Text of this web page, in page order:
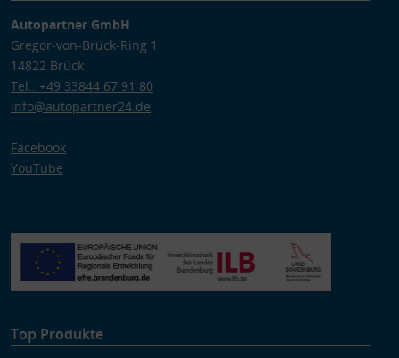
Autopartner GmbH
Gregor-von-Brück-Ring 1
14822 Brück
Tel.: +49 33844 67 91 80
info@autopartner24.de
Facebook
YouTube
Top Produkte